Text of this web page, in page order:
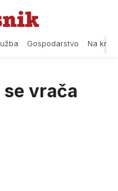
Gospodarstvo Na
vrača